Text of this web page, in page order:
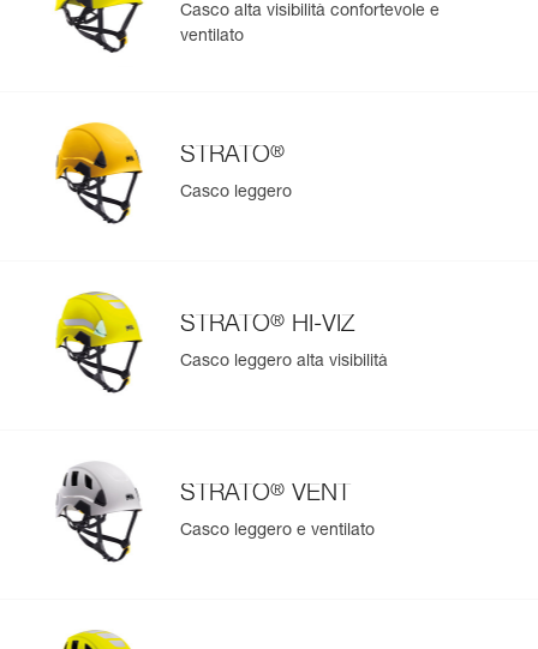
Casco alta visibilità confortevole e
ventilato
STRATO®
Casco leggero
STRATO® HI-VIZ
Casco leggero alta visibilità
STRATO® VENT
Casco leggero e ventilato